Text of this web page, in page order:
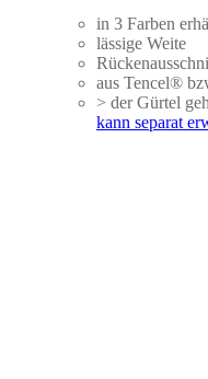
in 3 Farben
lässige Weite
aus Tencel®
> der Gürtel
kann separat